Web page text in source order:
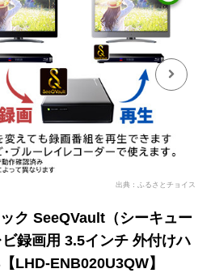
出典：ふるさとチョイス
ック SeeQVault（シーキュー
録画用 3.5インチ 外付けハ
LHD-ENB020U3QW】